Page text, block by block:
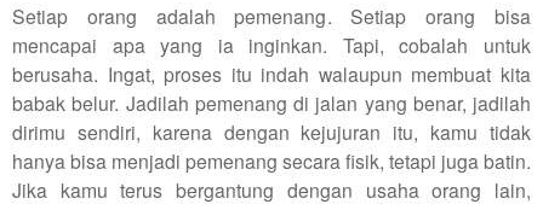
Setiap orang adalah pemenang. Setiap orang bisa
mencapai apa yang ia inginkan. Tapi, cobalah untuk
berusaha. Ingat, proses itu indah walaupun membuat kita
babak belur. Jadilah pemenang di jalan yang benar, jadilah
dirimu sendiri, karena dengan kejujuran itu, kamu tidak
hanya bisa menjadi pemenang secara fisik, tetapi juga batin.
Jika kamu terus bergantung dengan usaha orang lain,